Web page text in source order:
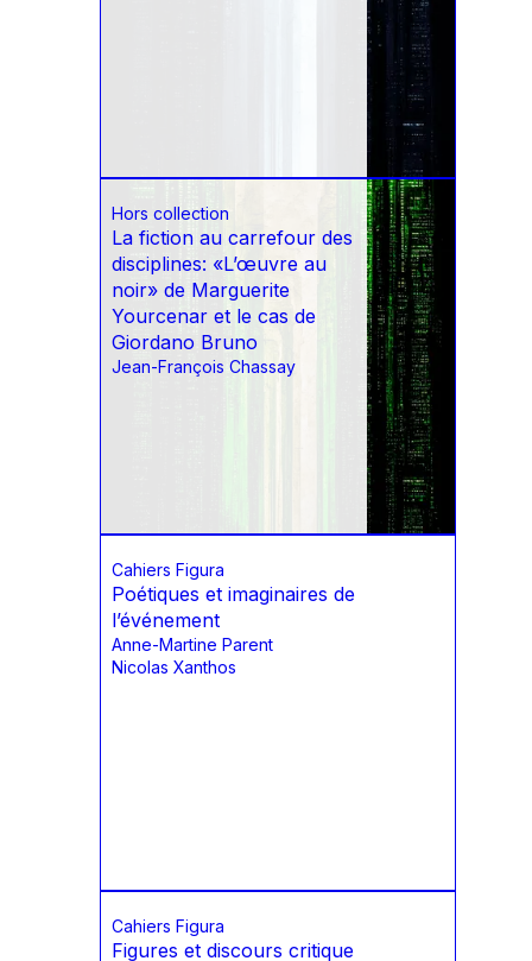
Hors collection
La fiction au carrefour des
disciplines: «L’œuvre au
noir» de Marguerite
Yourcenar et le cas de
Giordano Bruno
Jean-François Chassay
Cahiers Figura
Poétiques et imaginaires de
l’événement
Anne-Martine Parent
Nicolas Xanthos
Cahiers Figura
Figures et discours critique